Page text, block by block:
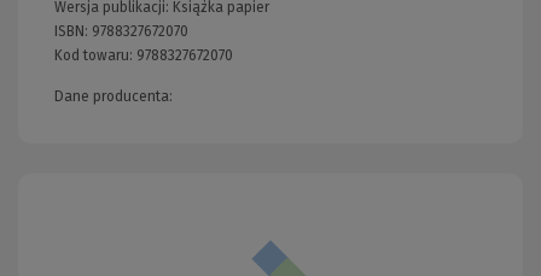
Wersja publikacji: Książka papier
ISBN: 9788327672070
Kod towaru: 9788327672070
Dane producenta: